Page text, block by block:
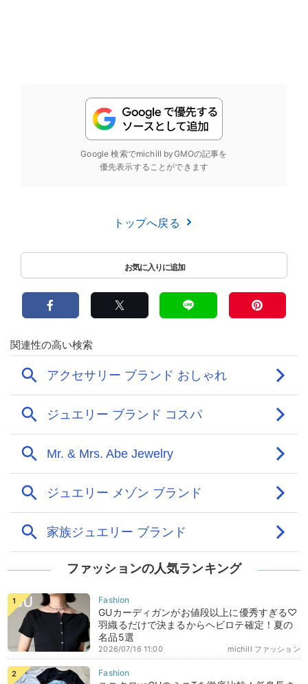
Google 検索でmichill byGMOの記事を
優先表示することができます
トップへ戻る
ファッションの人気ランキング
GUカーディガンがお値段以上に優秀すぎる♡
羽織るだけで決まるからヘビロテ確定！夏の
名品5選
michill ファッション
2026/07/16 11:00